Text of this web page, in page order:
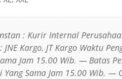
: Kurir Internal
JNE Kargo, JT Kargo Waktu
Jam 15.00 Wib. — Batas
Yang Sama Jam 15.00 Wib. —